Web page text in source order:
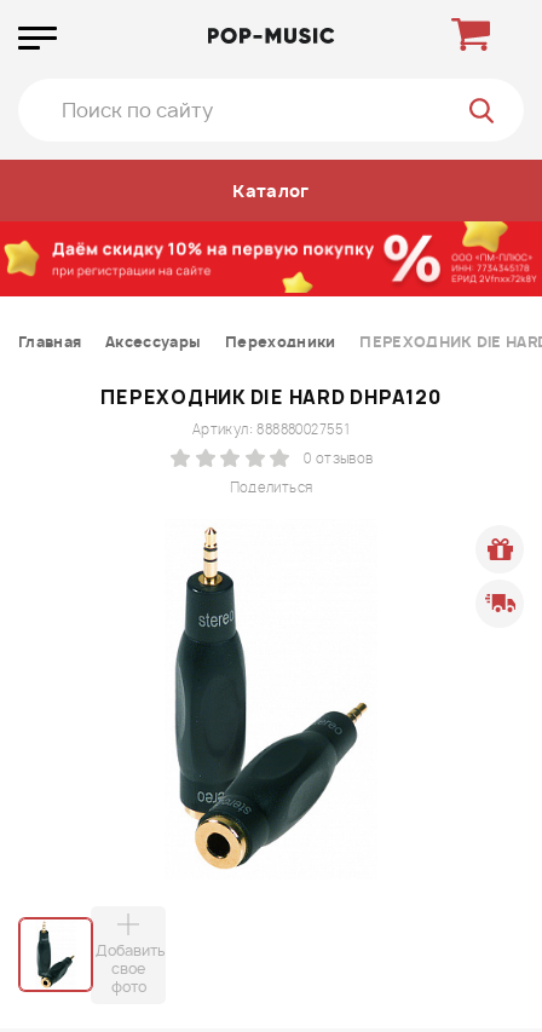
Каталог
Главная Аксессуары Переходники ПЕРЕХОДНИК DIE
ПЕРЕХОДНИК DIE HARD DHPA120
Поделиться
Артикул: 888880027551
0 отзывов
Добавить
свое
фото